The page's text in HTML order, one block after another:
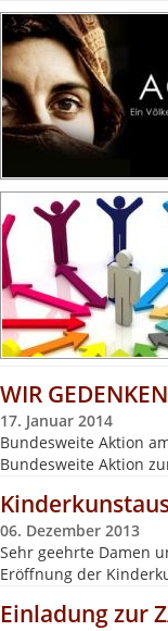
WIR
17. Januar 2014
Bundesweite Aktion
Bundesweite Aktion
06. Dezember 2013
Sehr geehrte Damen
Eröffnung der
Einladung zur